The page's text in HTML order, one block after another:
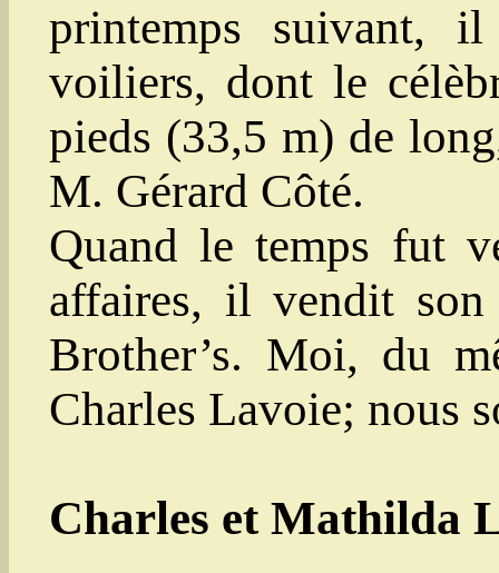
printemps suivant, il
voiliers, dont le
pieds (33,5 m) de
M. Gérard Côté.
Quand le temps fut
affaires, il vendit
Brother’s. Moi, du
Charles Lavoie; nous
Charles et Mathilda